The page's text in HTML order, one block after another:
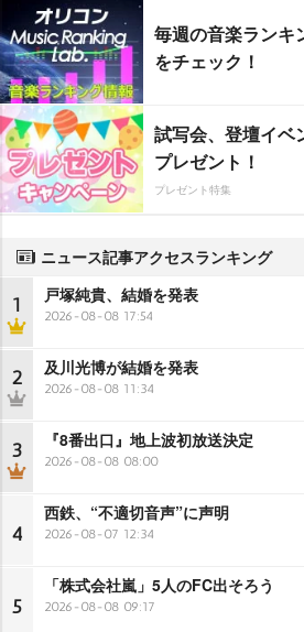
毎週の音楽ランキ
をチェック！
試写会、登壇イベ
プレゼント！
プレゼント特集
ニュース記事アクセスランキング
1 戸塚純貴、結婚を発表
2026-08-08 17:54
2 及川光博が結婚を発表
2026-08-08 11:34
3 『8番出口』地上波初放送決定
2026-08-08 08:00
4
西鉄、“不適切音声”に声明
2026-08-07 12:34
5
「株式会社嵐」5人のFC出そろう
2026-08-08 09:17